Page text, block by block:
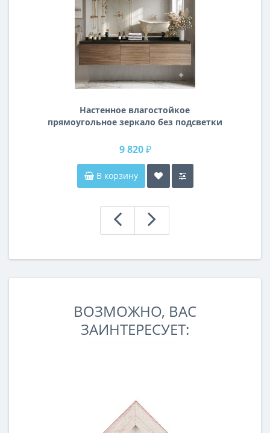
Настенное влагостойкое
прямоугольное зеркало без подсветки
9 820 ₽
В корзину
ВОЗМОЖНО, ВАС
ЗАИНТЕРЕСУЕТ: